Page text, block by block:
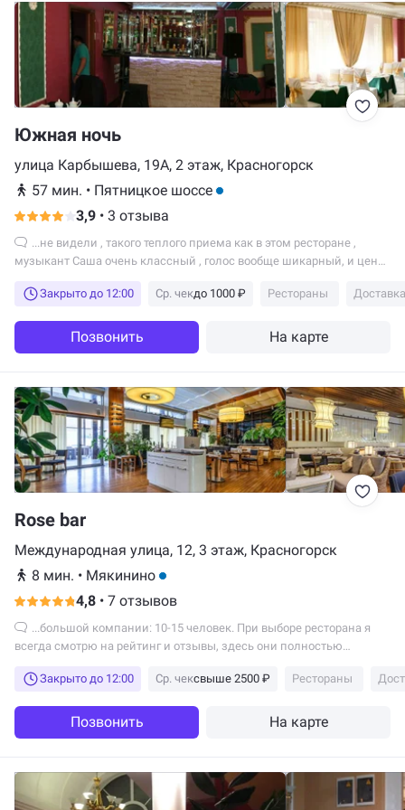
Южная ночь
улица Карбышева, 19А, 2 этаж, Красногорск
57 мин. • Пятницкое шоссе
3,9 • 3 отзыва
музыкант Саша очень классный , голос вообще шикарный, и цены
Закрыто до 12:00
Ср. чекдо 1000 ₽ Рестораны
Позвонить На карте
Rose bar
Международная улица, 12, 3 этаж, Красногорск
8 мин. • Мякинино
4,8 • 7 отзывов
всегда смотрю на рейтинг и отзывы, здесь они полностью
Закрыто до 12:00
Ср. чексвыше 2500 ₽ Рестораны
Позвонить На карте